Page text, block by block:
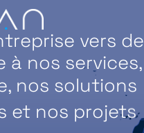
vers de
à nos services,
nos solutions
et nos projets